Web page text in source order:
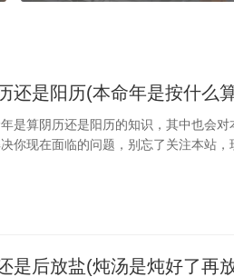
还是阳历(本命年是按什么
是算阴历还是阳历的知识，其中也会
你现在面临的问题，别忘了关注本站，
是以立春开始计算，根据老人所说自
是后放盐(炖汤是炖好了再